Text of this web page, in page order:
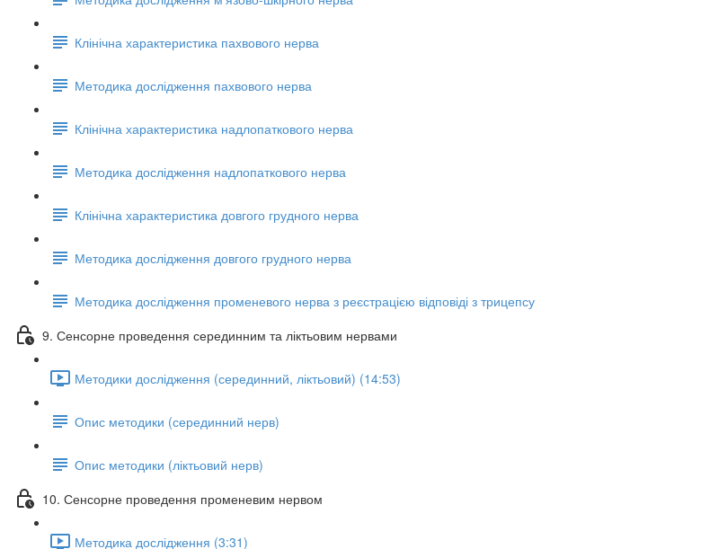
Клінічна характеристика пахвового нерва
Методика дослідження пахвового нерва
Клінічна характеристика надлопаткового нерва
Методика дослідження надлопаткового нерва
Клінічна характеристика довгого грудного нерва
Методика дослідження довгого грудного нерва
Методика дослідження променевого нерва з реєстрацією відповіді з трицепсу
9. Сенсорне проведення серединним та ліктьовим нервами
Методики дослідження (серединний, ліктьовий) (14:53)
Опис методики (серединний нерв)
Опис методики (ліктьовий нерв)
10. Сенсорне проведення променевим нервом
Методика дослідження (3:31)